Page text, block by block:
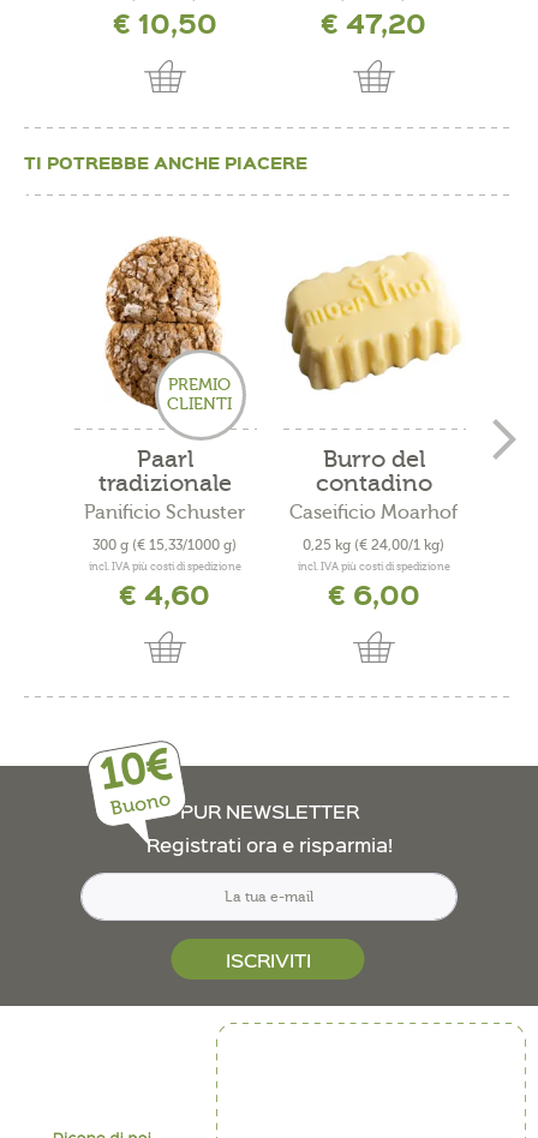
€ 10,50 € 47,20
TI POTREBBE ANCHE PIACERE
PREMIO
CLIENTI
Paarl
tradizionale
Panificio Schuster
300 g (€ 15,33/1000 g)
incl. IVA più costi di spedizione
€ 4,60
Burro del
contadino
Caseificio Moarhof
0,25 kg (€ 24,00/1 kg)
incl. IVA più costi di spedizione
€ 6,00
10€
Buono PUR NEWSLETTER
Registrati ora e risparmia!
ISCRIVITI